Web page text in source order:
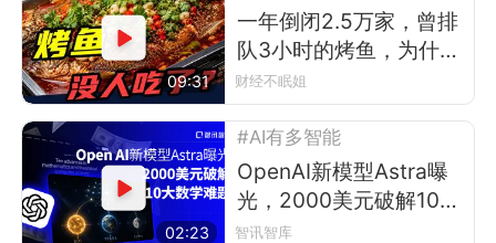
09:31
一年倒闭2.5万家，曾排
队3小时的烤鱼，为什么
现在没人吃了？
财经不眠姐
02:23
#AI有多智能
OpenAI新模型Astra曝
光，2000美元破解10大
数学难题
智讯智库